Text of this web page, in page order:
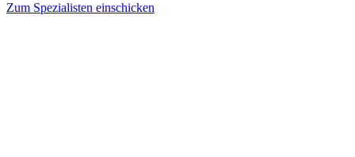
Zum Spezialisten einschicken